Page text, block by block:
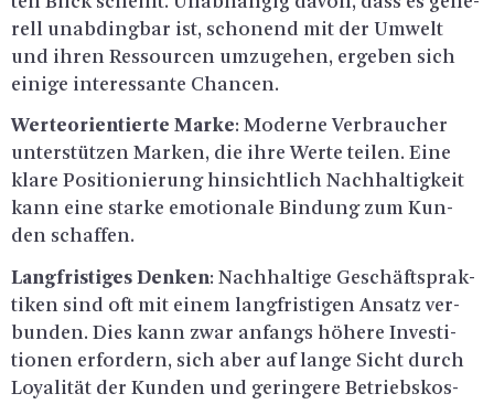
rell un­ab­ding­bar ist, scho­nend mit der Um­welt
und ihren Res­sour­cen um­zu­ge­hen, er­ge­ben sich
ei­ni­ge in­ter­es­san­te Chan­cen.
Wer­te­ori­en­tier­te Marke: Mo­der­ne Ver­brau­cher
un­ter­stüt­zen Mar­ken, die ihre Werte tei­len. Eine
klare Po­si­tio­nie­rung hin­sicht­lich Nach­hal­tig­keit
kann eine star­ke emo­tio­na­le Bin­dung zum Kun­
den schaf­fen.
Lang­fris­ti­ges Den­ken: Nach­hal­ti­ge Ge­schäfts­prak­
ti­ken sind oft mit einem lang­fris­ti­gen An­satz ver­
bun­den. Dies kann zwar an­fangs hö­he­re In­ves­ti­
tio­nen er­for­dern, sich aber auf lange Sicht durch
Loya­li­tät der Kun­den und ge­rin­ge­re Be­triebs­kos­